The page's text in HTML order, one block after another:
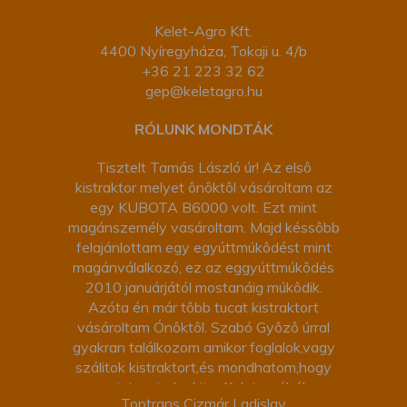
Kelet-Agro Kft.
4400 Nyíregyháza, Tokaji u. 4/b
+36 21 223 32 62
gep@keletagro.hu
RÓLUNK MONDTÁK
Tisztelt Tamás László úr! Az elsô
kistraktor melyet ônôktôl vásároltam az
egy KUBOTA B6000 volt. Ezt mint
magánszemély vasároltam. Majd késsôbb
felajánlottam egy egyúttmúkôdést mint
magánválalkozó, ez az eggyúttmúkôdés
2010 januárjától mostanáig múkôdik.
Azóta én már tôbb tucat kistraktort
vásároltam Ónôktôl. Szabó Gyôzô úrral
gyakran találkozom amikor foglalok,vagy
szálitok kistraktort,és mondhatom,hogy
szinte mindenkit a Keletagróból
Toptrans Cizmár Ladislav